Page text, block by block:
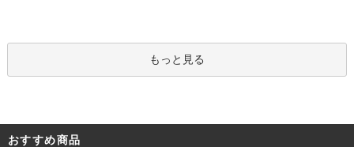
もっと見る
おすすめ商品